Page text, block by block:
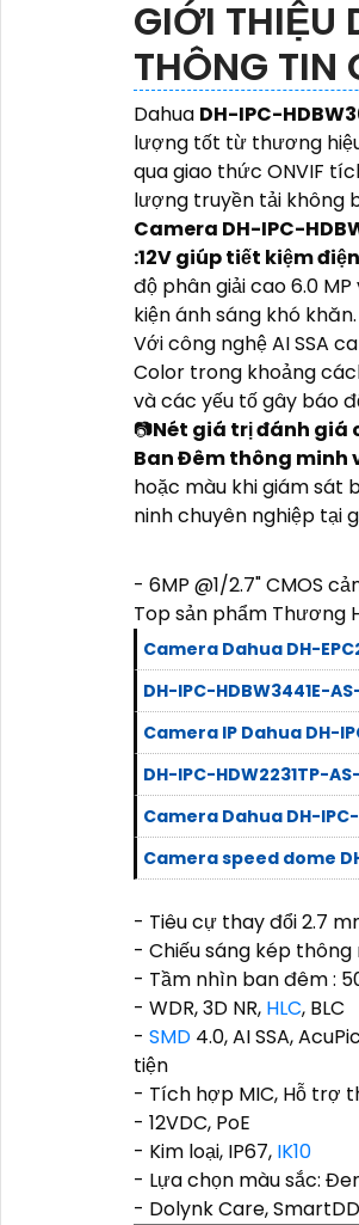
GIỚI
THÔNG TIN
Dahua DH-IPC-
lượng tốt từ thương
qua giao thức ONVIF
lượng truyền tải không
Camera DH-IPC-
:12V giúp tiết kiệm
độ phân giải cao 6.0
kiện ánh sáng khó khăn.
Với công nghệ AI SSA
Color trong khoảng
và các yếu tố gây báo
📷Nét giá trị đánh giá
Ban Đêm thông minh
hoặc màu khi giám sát
ninh chuyên nghiệp tại
- 6MP @1/2.7" CMOS
Top sản phẩm Thương
Camera Dahua DH-
DH-IPC-HDBW3441E-
Camera IP Dahua DH-
DH-IPC-HDW2231TP-
Camera Dahua DH-
Camera speed dome
- Tiêu cự thay đổi 2.7
- Chiếu sáng kép thông
- Tầm nhìn ban đêm :
- WDR, 3D NR, HLC, BLC
- SMD 4.0, AI SSA,
tiện
- Tích hợp MIC, Hỗ trợ
- 12VDC, PoE
- Kim loại, IP67, IK10
- Lựa chọn màu sắc:
- Dolynk Care,